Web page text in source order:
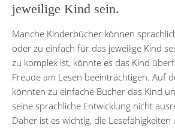
jeweilige Kind sein.
Manche Kinderbücher können
oder zu einfach für das jeweilige Kind
zu komplex ist, könnte es das Kind
Freude am Lesen beeinträchtigen. Auf
könnten zu einfache Bücher das Kind
seine sprachliche Entwicklung nicht
Daher ist es wichtig, die